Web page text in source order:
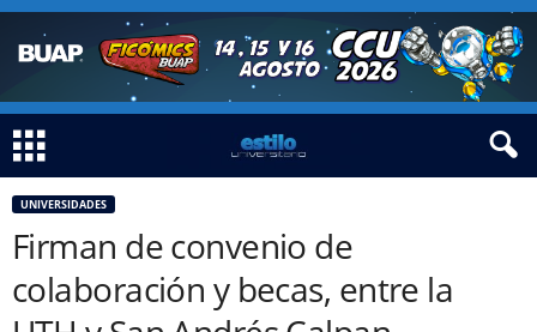
UNIVERSIDADES
Firman de convenio de
colaboración y becas, entre la